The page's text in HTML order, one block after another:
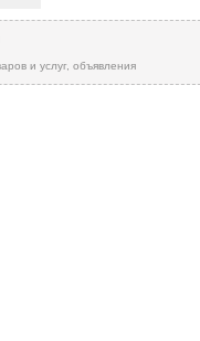
и услуг, объявления